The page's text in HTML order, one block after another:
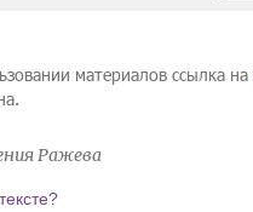
материалов ссылка на
Ражева